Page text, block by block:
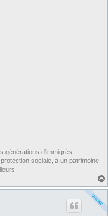
générations d'immigrés
sociale, à un patrimoine